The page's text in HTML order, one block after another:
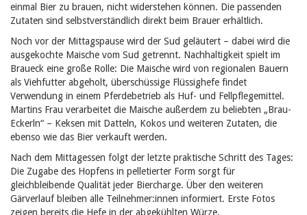
einmal Bier zu brauen, nicht widerstehen können. Die passenden
Zutaten sind selbstverständlich direkt beim Brauer erhältlich.
Noch vor der Mittagspause wird der Sud geläutert – dabei wird die
ausgekochte Maische vom Sud getrennt. Nachhaltigkeit spielt im
Braueck eine große Rolle: Die Maische wird von regionalen Bauern
als Viehfutter abgeholt, überschüssige Flüssighefe findet
Verwendung in einem Pferdebetrieb als Huf- und Fellpflegemittel.
Martins Frau verarbeitet die Maische außerdem zu beliebten „Brau-
Eckerln“ – Keksen mit Datteln, Kokos und weiteren Zutaten, die
ebenso wie das Bier verkauft werden.
Nach dem Mittagessen folgt der letzte praktische Schritt des Tages:
Die Zugabe des Hopfens in pelletierter Form sorgt für
gleichbleibende Qualität jeder Biercharge. Über den weiteren
Gärverlauf bleiben alle Teilnehmer:innen informiert. Erste Fotos
zeigen bereits die Hefe in der abgekühlten Würze.